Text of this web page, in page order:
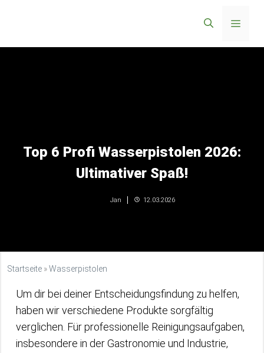
Menü
Top 6 Profi Wasserpistolen 2026:
Ultimativer Spaß!
Jan 12.03.2026
Startseite »Wasserpistolen
Um dir bei deiner Entscheidungsfindung zu helfen,
haben wir verschiedene Produkte sorgfältig
verglichen. Für professionelle Reinigungsaufgaben,
insbesondere in der Gastronomie und Industrie,